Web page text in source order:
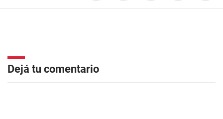
Dejá tu comentario